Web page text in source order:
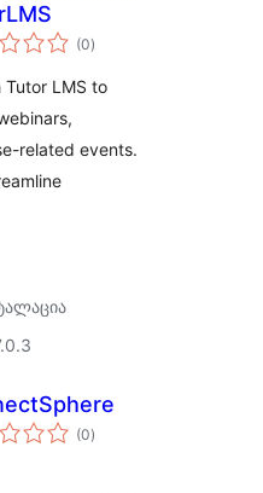
(0საერთო
რეიტინგი
)
LMS to
related events.
(0საერთო
რეიტინგი
)